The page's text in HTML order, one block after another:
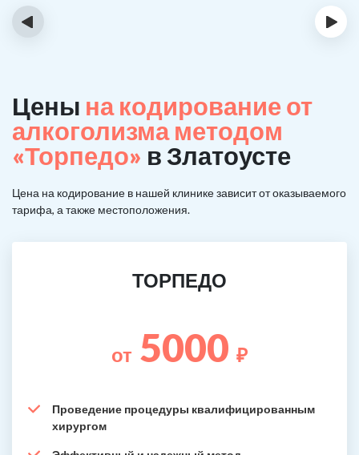
‹ ›
Цены на кодирование от
алкоголизма методом
«Торпедо» в Златоусте
Цена на кодирование в нашей клинике зависит от оказываемого
тарифа, а также местоположения.
ТОРПЕДО
от 5000 ₽
Проведение процедуры квалифицированным
хирургом